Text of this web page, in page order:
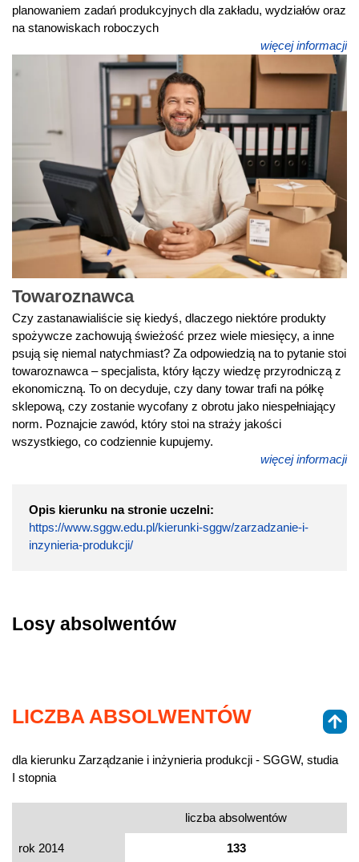
planowaniem zadań produkcyjnych dla zakładu, wydziałów oraz
na stanowiskach roboczych
więcej informacji
Towaroznawca
Czy zastanawialiście się kiedyś, dlaczego niektóre produkty
spożywcze zachowują świeżość przez wiele miesięcy, a inne
psują się niemal natychmiast? Za odpowiedzią na to pytanie stoi
towaroznawca – specjalista, który łączy wiedzę przyrodniczą z
ekonomiczną. To on decyduje, czy dany towar trafi na półkę
sklepową, czy zostanie wycofany z obrotu jako niespełniający
norm. Poznajcie zawód, który stoi na straży jakości
wszystkiego, co codziennie kupujemy.
więcej informacji
Opis kierunku na stronie uczelni:
https://www.sggw.edu.pl/kierunki-sggw/zarzadzanie-i-
inzynieria-produkcji/
Losy absolwentów
LICZBA ABSOLWENTÓW
dla kierunku Zarządzanie i inżynieria produkcji - SGGW, studia
I stopnia
liczba absolwentów
rok 2014 133